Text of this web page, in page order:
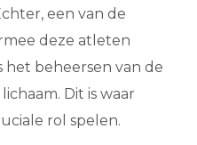
een van de
deze atleten
beheersen van de
Dit is waar
rol spelen.